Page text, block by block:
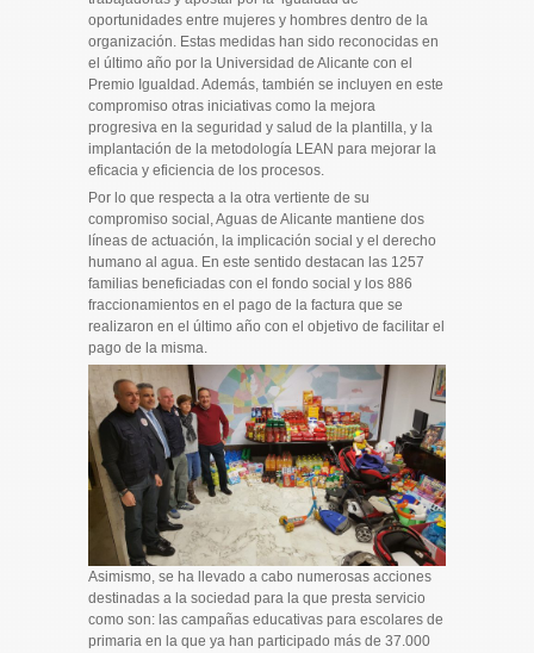
oportunidades entre mujeres y hombres dentro de la
organización. Estas medidas han sido reconocidas en
el último año por la Universidad de Alicante con el
Premio Igualdad. Además, también se incluyen en este
compromiso otras iniciativas como la mejora
progresiva en la seguridad y salud de la plantilla, y la
implantación de la metodología LEAN para mejorar la
eficacia y eficiencia de los procesos.
Por lo que respecta a la otra vertiente de su
compromiso social, Aguas de Alicante mantiene dos
líneas de actuación, la implicación social y el derecho
humano al agua. En este sentido destacan las 1257
familias beneficiadas con el fondo social y los 886
fraccionamientos en el pago de la factura que se
realizaron en el último año con el objetivo de facilitar el
pago de la misma.
Asimismo, se ha llevado a cabo numerosas acciones
destinadas a la sociedad para la que presta servicio
como son: las campañas educativas para escolares de
primaria en la que ya han participado más de 37.000